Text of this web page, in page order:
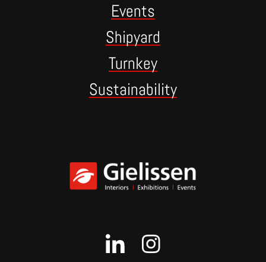
Events
Shipyard
Turnkey
Sustainability